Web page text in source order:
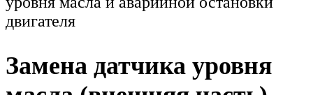
двигателя
Замена датчика уровня